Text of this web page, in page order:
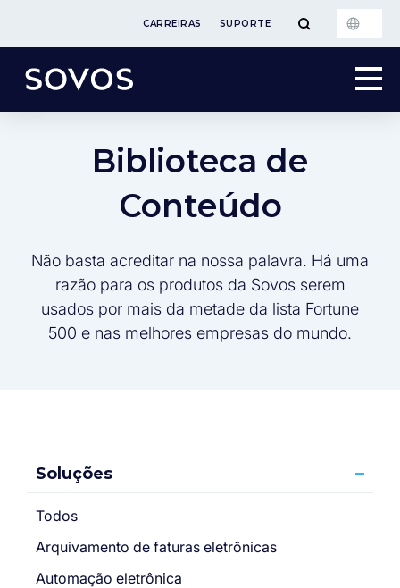
CARREIRAS SUPORTE
Biblioteca de
Conteúdo
Não basta acreditar na nossa palavra. Há uma
razão para os produtos da Sovos serem
usados por mais da metade da lista Fortune
500 e nas melhores empresas do mundo.
Soluções
Todos
Arquivamento de faturas eletrônicas
Automação eletrônica